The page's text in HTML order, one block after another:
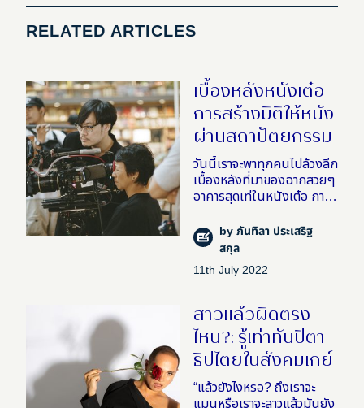
RELATED ARTICLES
เบื้องหลังหนังเต๋อ
การสร้างมิติให้หนัง
ผ่านสถาปัตยกรรม
วันนี้เราจะพาทุกคนไปล้วงลึก
เบื้องหลังที่มาของฉากสวยๆ
อาคารสุดเท่ในหนังเต๋อ การ
สถาปัตยกรรมในโลกแห่ง
ความจริงของเต๋อ นวพล ผู้
กำกับที่ “รักภาพยนตร์ใน
byภันทิลา ประเสริฐ
สกุล
11th July 2022
สาวแล้วผิดตรง
ไหน?: รู้เท่าทันปิตา
ธิปไตยในสังคมเกย์
“แล้วยังไงหรอ? ถึงเราจะ
แมนหรือเราจะสาวแล้วมันยัง